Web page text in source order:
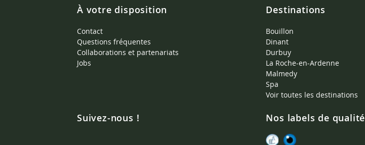
À votre disposition
Contact
Questions fréquentes
Collaborations et partenariats
Jobs
Destinations
Bouillon
Dinant
Durbuy
La Roche-en-Ardenne
Malmedy
Spa
Voir toutes les destinations
Suivez-nous ! Nos labels de qualité